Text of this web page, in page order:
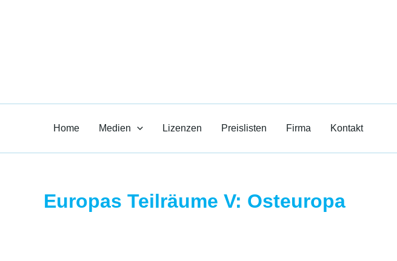
Home Medien Lizenzen Preislisten Firma Kontakt
Europas Teilräume V: Osteuropa